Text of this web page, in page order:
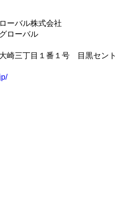
ーバル株式会社
ローバル
崎三丁目１番１号 目黒セント